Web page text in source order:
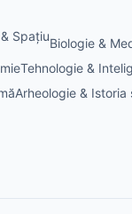
SpațiuBiologie &
Tehnologie &
Arheologie & Istoria